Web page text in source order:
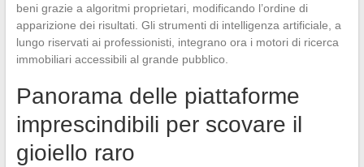
beni grazie a algoritmi proprietari, modificando l’ordine di
apparizione dei risultati. Gli strumenti di intelligenza artificiale, a
lungo riservati ai professionisti, integrano ora i motori di ricerca
immobiliari accessibili al grande pubblico.
Panorama delle piattaforme
imprescindibili per scovare il
gioiello raro